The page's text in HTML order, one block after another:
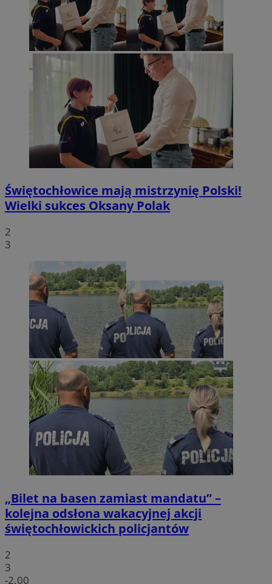
Świętochłowice mają mistrzynię Polski!
Wielki sukces Oksany Polak
2
3
„Bilet na basen zamiast mandatu” –
kolejna odsłona wakacyjnej akcji
świętochłowickich policjantów
2
3
-2.00